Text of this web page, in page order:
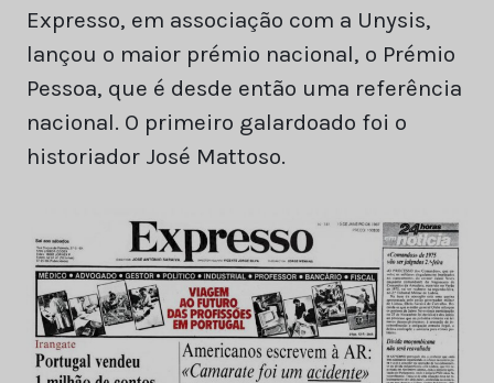
Expresso, em associação com a Unysis,
lançou o maior prémio nacional, o Prémio
Pessoa, que é desde então uma referência
nacional. O primeiro galardoado foi o
historiador José Mattoso.